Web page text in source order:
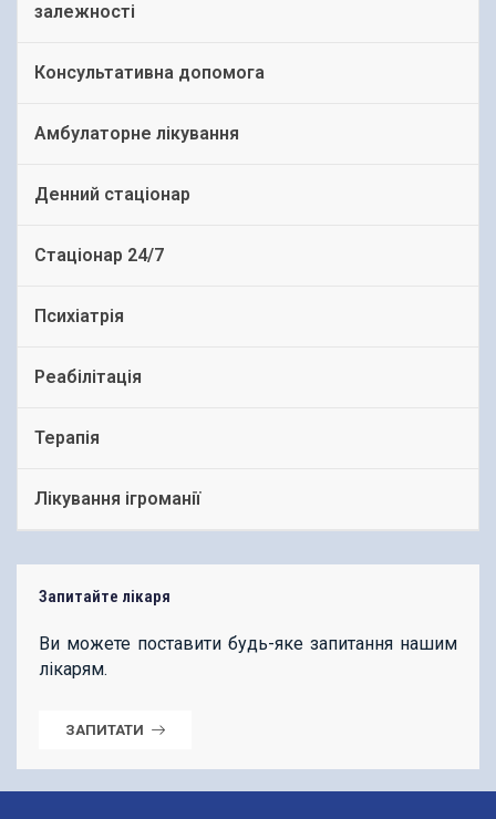
залежності
Консультативна допомога
Амбулаторне лікування
Денний стаціонар
Стаціонар 24/7
Психіатрія
Реабілітація
Терапія
Лікування ігроманії
Запитайте лікаря
Ви можете поставити будь-яке запитання нашим
лікарям.
ЗАПИТАТИ